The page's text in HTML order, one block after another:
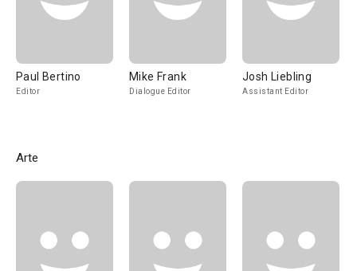
Paul Bertino
Editor
Mike Frank
Dialogue Editor
Josh Liebling
Assistant Editor
Arte